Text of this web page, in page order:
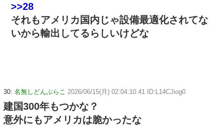
>>28
それもアメリカ国内じゃ設備最適化されてな
いから輸出してるらしいけどな
30: 名無しどんぶらこ 2026/06/15(月) 02:04:10.41 ID:L14CJiog0
建国300年もつかな？
意外にもアメリカは脆かったな